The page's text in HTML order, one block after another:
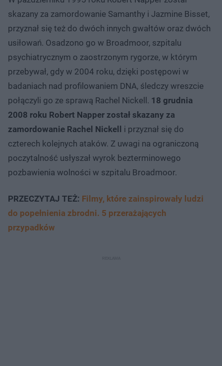
skazany za zamordowanie Samanthy i Jazmine Bisset,
przyznał się też do dwóch innych gwałtów oraz dwóch
usiłowań. Osadzono go w Broadmoor, szpitalu
psychiatrycznym o zaostrzonym rygorze, w którym
przebywał, gdy w 2004 roku, dzięki postępowi w
badaniach nad profilowaniem DNA, śledczy wreszcie
połączyli go ze sprawą Rachel Nickell. 18 grudnia
2008 roku Robert Napper został skazany za
zamordowanie Rachel Nickell i przyznał się do
czterech kolejnych ataków. Z uwagi na ograniczoną
poczytalność usłyszał wyrok bezterminowego
pozbawienia wolności w szpitalu Broadmoor.
PRZECZYTAJ TEŻ: Filmy, które zainspirowały ludzi
do popełnienia zbrodni. 5 przerażających
przypadków